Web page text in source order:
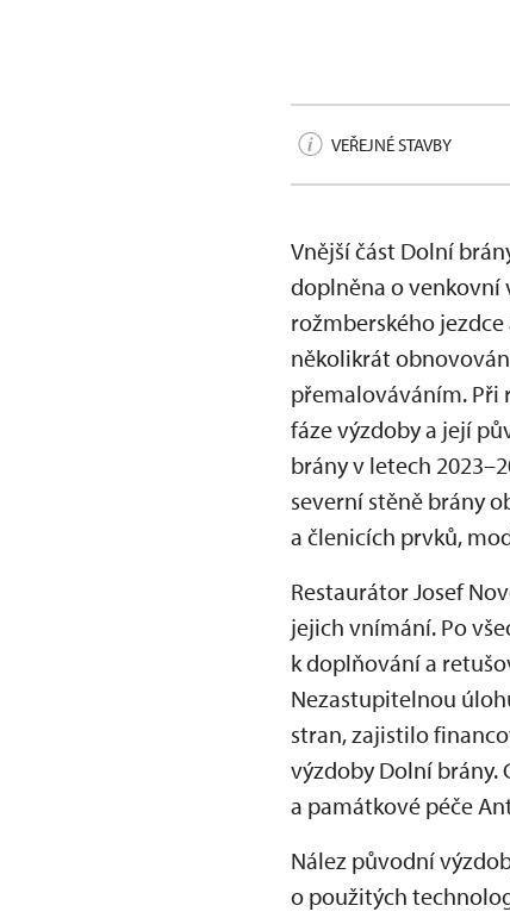
VEŘEJNÉ STAVBY
Vnější část Dolní
doplněna o venkovní
rožmberského
několikrát
přemalováváním. Při
fáze výzdoby a její
brány v letech
severní stěně brány
a členicích prvků,
Restaurátor Josef
jejich vnímání. Po
k doplňování a
Nezastupitelnou
stran, zajistilo
výzdoby Dolní brány.
a památkové péče
Nález původní
o použitých